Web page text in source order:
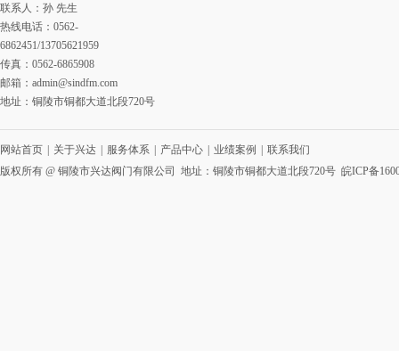
联系人：孙 先生
热线电话：0562-
6862451/13705621959
传真：0562-6865908
邮箱： admin@sindfm.com
地址：铜陵市铜都大道北段720号
网站首页 | 关于兴达 | 服务体系 | 产品中心 | 业绩案例 | 联系我们
版权所有 @ 铜陵市兴达阀门有限公司 地址：铜陵市铜都大道北段720号 皖ICP备